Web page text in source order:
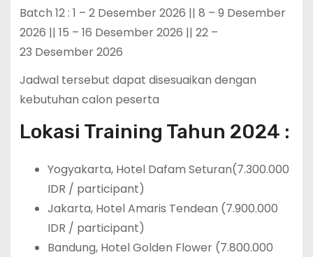
Batch 12 : 1 – 2 Desember 2026 || 8 – 9 Desember
2026 || 15 – 16 Desember 2026 || 22 –
23 Desember 2026
Jadwal tersebut dapat disesuaikan dengan
kebutuhan calon peserta
Lokasi Training Tahun 2024 :
Yogyakarta, Hotel Dafam Seturan(7.300.000
IDR / participant)
Jakarta, Hotel Amaris Tendean (7.900.000
IDR / participant)
Bandung, Hotel Golden Flower (7.800.000